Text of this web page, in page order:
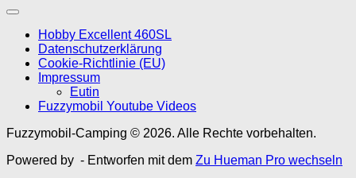
Hobby Excellent 460SL
Datenschutzerklärung
Cookie-Richtlinie (EU)
Impressum
Eutin
Fuzzymobil Youtube Videos
Fuzzymobil-Camping © 2026. Alle Rechte vorbehalten.
Powered by - Entworfen mit dem Zu Hueman Pro wechseln